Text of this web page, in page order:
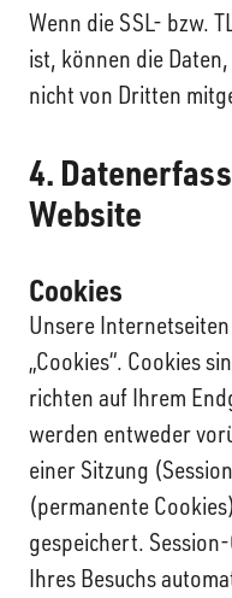
Wenn die SSL- bzw.
ist, können die
nicht von Dritten
4.
Website
Cookies
Unsere
„Cookies“. Cookies
richten auf Ihrem
werden entweder
einer Sitzung
(permanente
gespeichert.
Ihres Besuchs